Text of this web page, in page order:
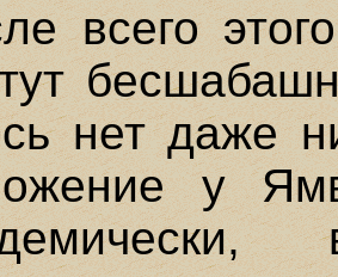
всего
нет даже
у